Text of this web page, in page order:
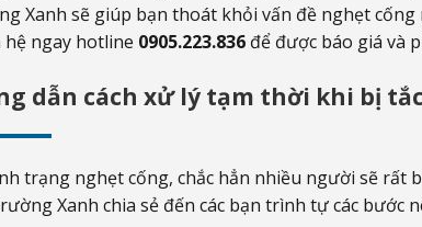
Xanh sẽ giúp bạn thoát khỏi vấn đề nghẹt
hệ ngay hotline 0905.223.836 để được báo giá và
dẫn cách xử lý tạm thời khi bị
trạng nghẹt cống, chắc hẳn nhiều người sẽ rất
Xanh chia sẻ đến các bạn trình tự các bước